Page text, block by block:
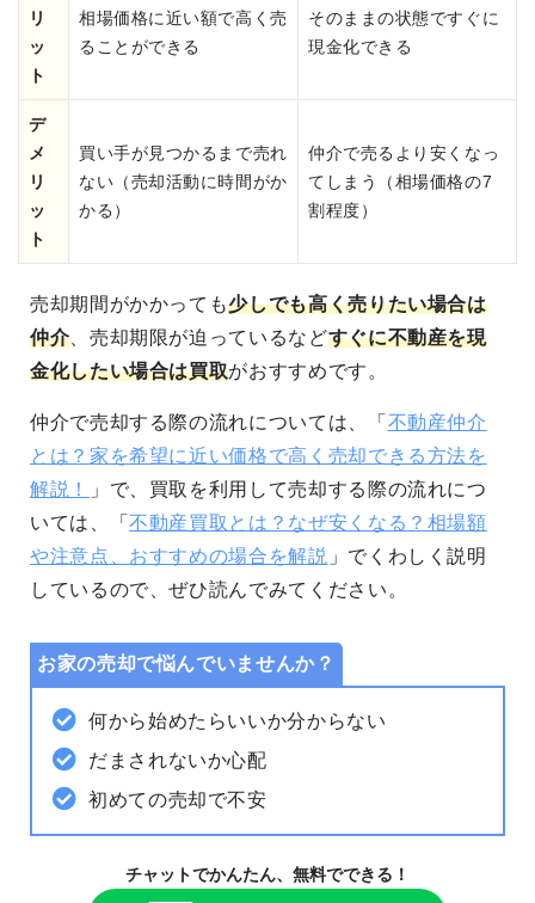
リ
ッ
ト
相場価格に近い額で高く売
ることができる
そのままの状態ですぐに
現金化できる
デ
メ
リ
ッ
ト
買い手が見つかるまで売れ
ない（売却活動に時間がか
かる）
仲介で売るより安くなっ
てしまう（相場価格の7
割程度）
売却期間がかかっても少しでも高く売りたい場合は
仲介、売却期限が迫っているなどすぐに不動産を現
金化したい場合は買取がおすすめです。
仲介で売却する際の流れについては、「 不動産仲介
とは？家を希望に近い価格で高く売却できる方法を
解説！
」で、 買取を利用して売却する際の流れにつ
いては、「不動産買取とは？なぜ安くなる？相場額
や注意点、おすすめの場合を解説 」でくわしく説明
しているので、ぜひ読んでみてください。
お家の売却で悩んでいませんか？
何から始めたらいいか分からない
だまされないか心配
初めての売却で不安
チャットでかんたん、無料でできる！